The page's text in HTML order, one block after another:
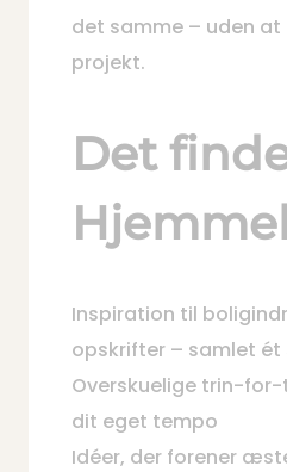
det samme – uden
projekt.
Det
Inspiration til
opskrifter – samlet ét
Overskuelige trin-
dit eget tempo
Idéer, der forener